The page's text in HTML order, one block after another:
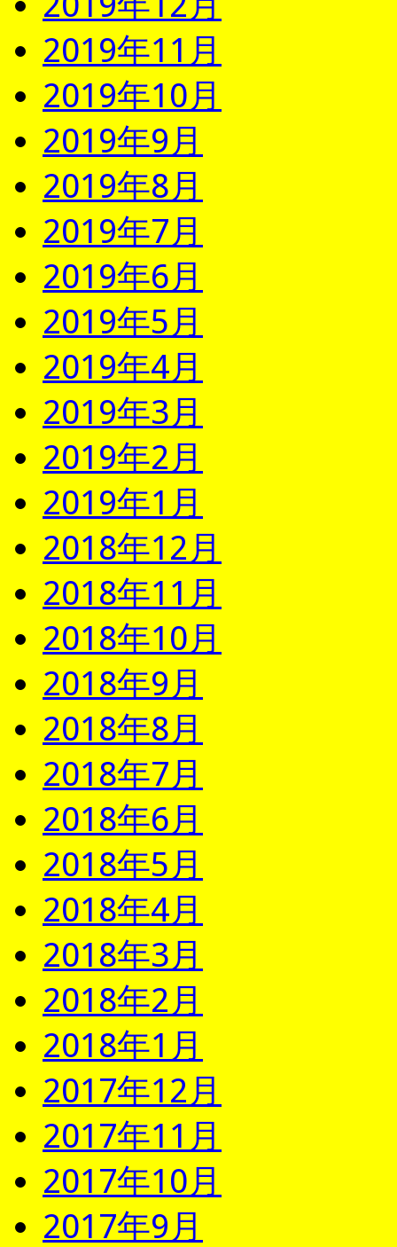
2019年11月
2019年10月
2019年9月
2019年8月
2019年7月
2019年6月
2019年5月
2019年4月
2019年3月
2019年2月
2019年1月
2018年12月
2018年11月
2018年10月
2018年9月
2018年8月
2018年7月
2018年6月
2018年5月
2018年4月
2018年3月
2018年2月
2018年1月
2017年12月
2017年11月
2017年10月
2017年9月